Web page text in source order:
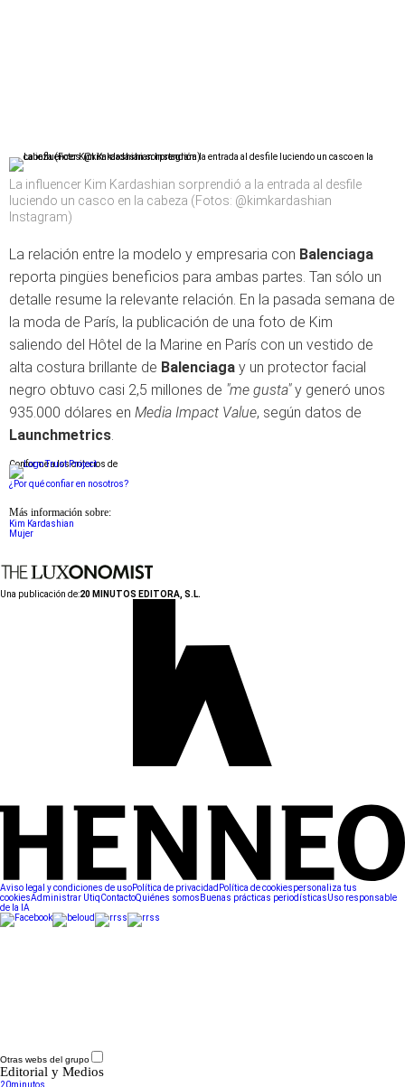
La influencer Kim Kardashian sorprendió a la entrada al desfile
luciendo un casco en la cabeza (Fotos: @kimkardashian
Instagram)
La relación entre la modelo y empresaria con Balenciaga
reporta pingües beneficios para ambas partes. Tan sólo un
detalle resume la relevante relación. En la pasada semana de
la moda de París, la publicación de una foto de Kim
saliendo del Hôtel de la Marine en París con un vestido de
alta costura brillante de Balenciaga y un protector facial
negro obtuvo casi 2,5 millones de "me gusta"y generó unos
935.000 dólares en Media Impact Value, según datos de
Launchmetrics.
Conforme a los criterios de
¿Por qué confiar en nosotros?
Más información sobre:
Kim Kardashian
Mujer
Una publicación de:20 MINUTOS EDITORA, S.L.
Aviso legal y condiciones de usoPolítica de privacidad Política de cookiespersonaliza tus
cookiesAdministrar UtiqContactoQuiénes somos Buenas prácticas periodísticasUso responsable
de la IA
Otras webs del grupo
Editorial y Medios
20minutos